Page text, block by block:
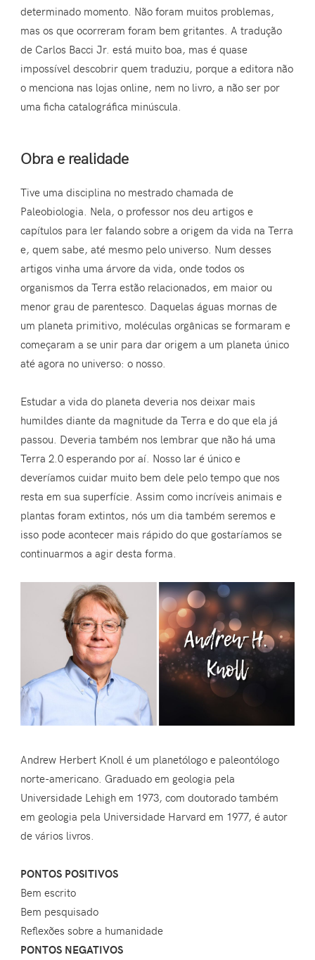
determinado momento. Não foram muitos problemas,
mas os que ocorreram foram bem gritantes. A tradução
de Carlos Bacci Jr. está muito boa, mas é quase
impossível descobrir quem traduziu, porque a editora não
o menciona nas lojas online, nem no livro, a não ser por
uma ficha catalográfica minúscula.
Obra e realidade
Tive uma disciplina no mestrado chamada de
Paleobiologia. Nela, o professor nos deu artigos e
capítulos para ler falando sobre a origem da vida na Terra
e, quem sabe, até mesmo pelo universo. Num desses
artigos vinha uma árvore da vida, onde todos os
organismos da Terra estão relacionados, em maior ou
menor grau de parentesco. Daquelas águas mornas de
um planeta primitivo, moléculas orgânicas se formaram e
começaram a se unir para dar origem a um planeta único
até agora no universo: o nosso.
Estudar a vida do planeta deveria nos deixar mais
humildes diante da magnitude da Terra e do que ela já
passou. Deveria também nos lembrar que não há uma
Terra 2.0 esperando por aí. Nosso lar é único e
deveríamos cuidar muito bem dele pelo tempo que nos
resta em sua superfície. Assim como incríveis animais e
plantas foram extintos, nós um dia também seremos e
isso pode acontecer mais rápido do que gostaríamos se
continuarmos a agir desta forma.
Andrew Herbert Knoll é um planetólogo e paleontólogo
norte-americano. Graduado em geologia pela
Universidade Lehigh em 1973, com doutorado também
em geologia pela Universidade Harvard em 1977, é autor
de vários livros.
PONTOS POSITIVOS
Bem escrito
Bem pesquisado
Reflexões sobre a humanidade
PONTOS NEGATIVOS